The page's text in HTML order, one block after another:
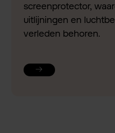
screenprotector,
uitlijningen en
verleden behoren.